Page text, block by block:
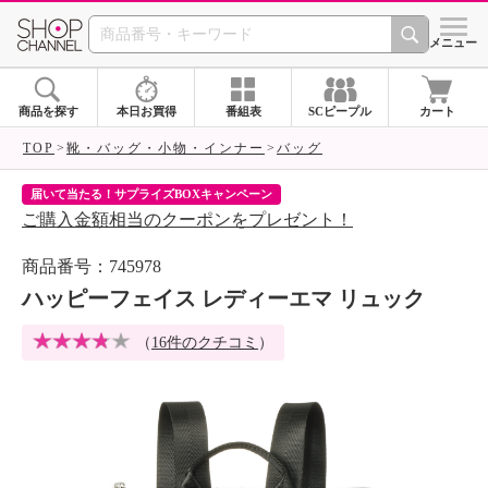
SHOP CHANNEL シメニュー
商品を探す 本日お買得 番組表 SCピープル カート
TOP 靴・バッグ・小物・インナー バッグ
届いて当たる！サプライズBOXキャンペーン
ご購入金額相当のクーポンをプレゼント！
商品番号：745978
ハッピーフェイス レディーエマ リュック
（ 16件のクチコミ ）